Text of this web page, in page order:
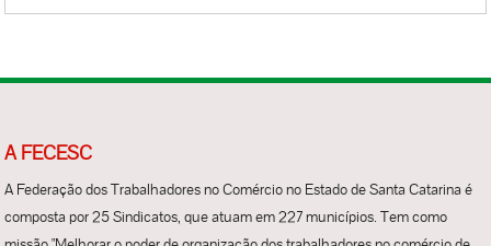
A FECESC
A Federação dos Trabalhadores no Comércio no Estado de Santa Catarina é
composta por 25 Sindicatos, que atuam em 227 municípios. Tem como